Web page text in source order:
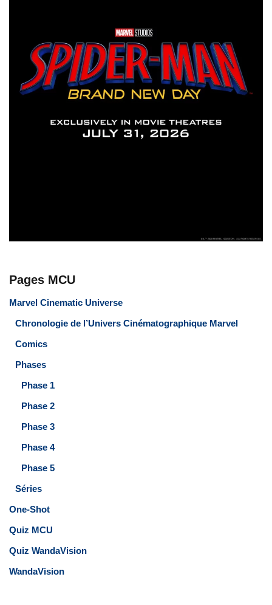
Pages MCU
Marvel Cinematic Universe
Chronologie de l’Univers Cinématographique Marvel
Comics
Phases
Phase 1
Phase 2
Phase 3
Phase 4
Phase 5
Séries
One-Shot
Quiz MCU
Quiz WandaVision
WandaVision